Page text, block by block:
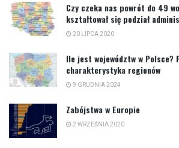
Czy czeka nas powrót do 49
kształtował się podział
20 LIPCA 2020
Ile jest województw w Polsce?
charakterystyka regionów
9 GRUDNIA 2024
Zabójstwa w Europie
2 WRZEŚNIA 2020